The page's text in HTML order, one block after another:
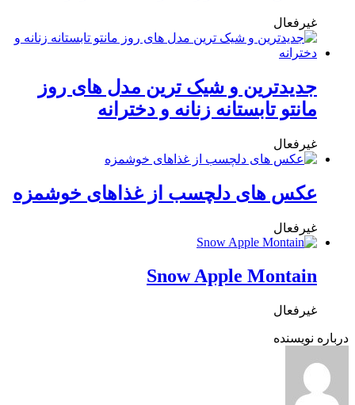
غیرفعال
جدیدترین و شیک ترین مدل های روز
مانتو تابستانه زنانه و دخترانه
غیرفعال
عکس های دلچسب از غذاهای خوشمزه
غیرفعال
Snow Apple Montain
غیرفعال
درباره نویسنده